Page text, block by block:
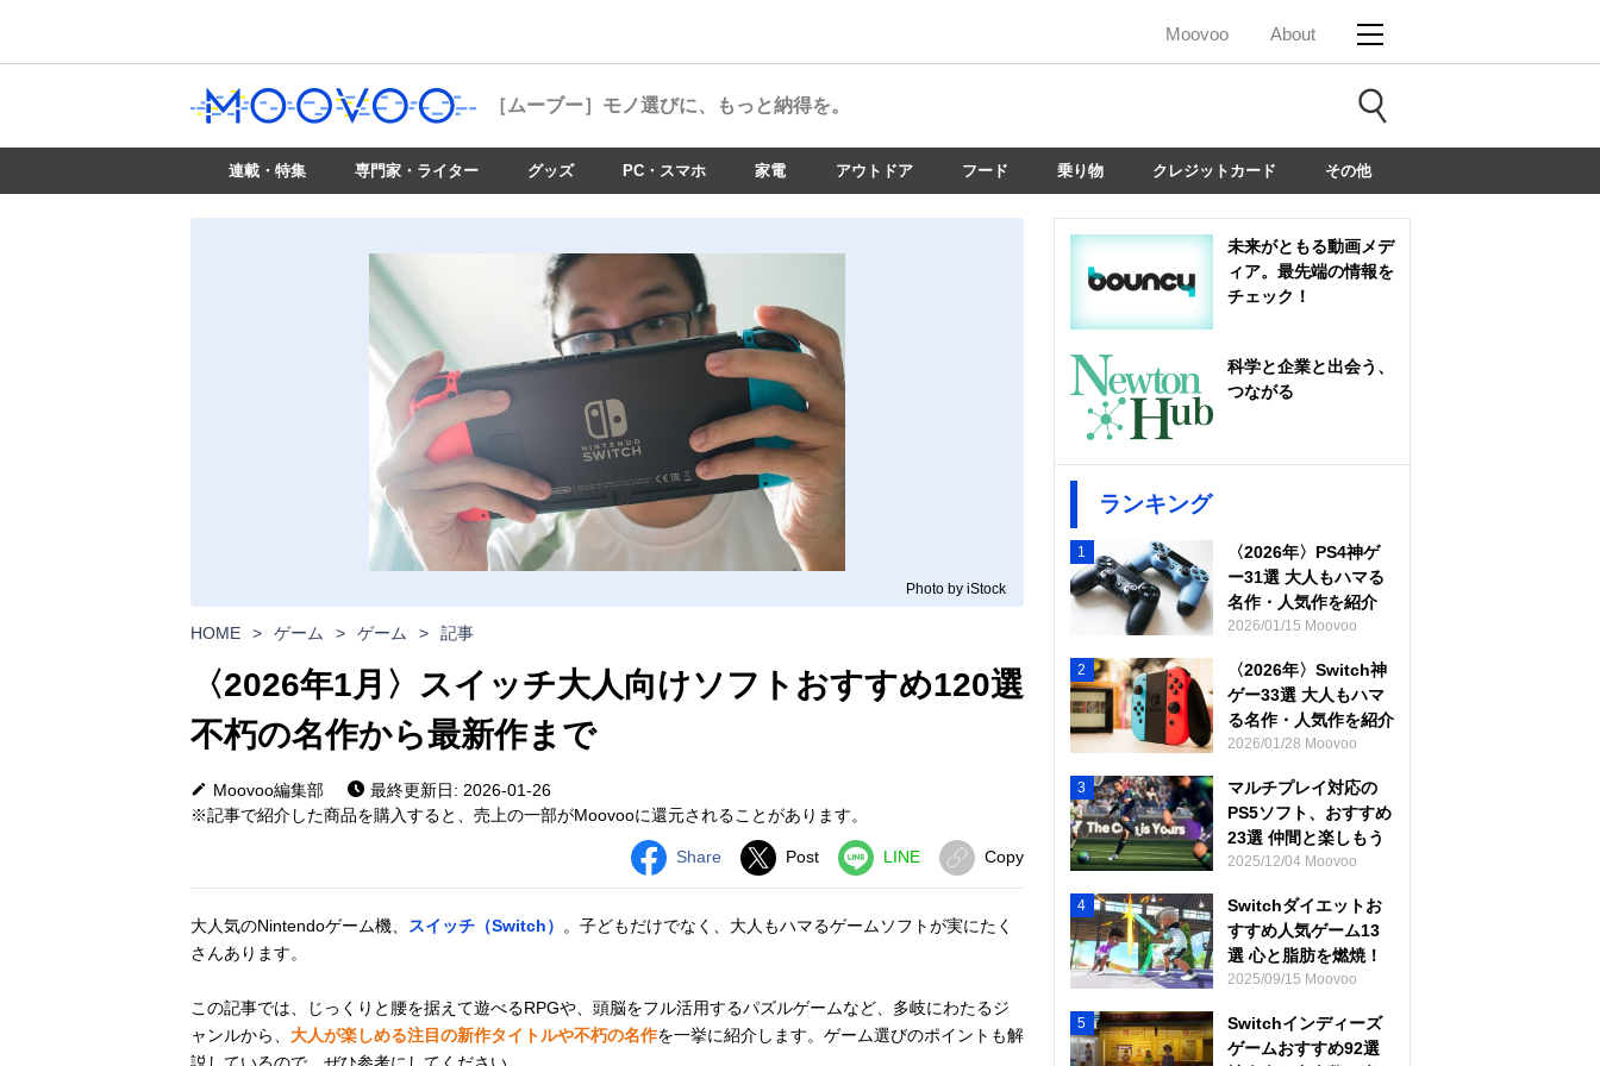
Moovoo About
［ムーブー］ モノ選びに、もっと納得を。
連載・特集 専門家・ライター グッズ PC・スマホ 家電 アウトドア フード 乗り物 クレジットカード その他
Photo by iStock
HOME > ゲーム > ゲーム > 記事
〈2026年1月〉スイッチ大人向けソフトおすすめ120選
不朽の名作から最新作まで
Moovoo編集部
最終更新日: 2026-01-26
※記事で紹介した商品を購入すると、売上の一部がMoovooに還元されることがあります。
Share Post LINE Copy
大人気のNintendoゲーム機、 スイッチ（Switch）
。子どもだけでなく、大人もハマるゲームソフトが実にたく
さんあります。
この記事では、じっくりと腰を据えて遊べるRPGや、頭脳をフル活用するパズルゲームなど、多岐にわたるジ
ャンルから、 大人が楽しめる注目の新作タイトルや不朽の名作を一挙に紹介します。ゲーム選びのポイントも解
説しているので、ぜひ参考にしてください。
未来がともる動画メデ
ィア。最先端の情報を
チェック！
科学と企業と出会う、
つながる
ランキング
1
〈2026年〉PS4神ゲ
ー31選 大人もハマる
名作・人気作を紹介
2026/01/15 Moovoo
2
〈2026年〉Switch神
ゲー33選 大人もハマ
る名作・人気作を紹介
2026/01/28 Moovoo
3
マルチプレイ対応の
PS5ソフト、おすすめ
23選 仲間と楽しもう
2025/12/04 Moovoo
4
Switchダイエットお
すすめ人気ゲーム13
選 心と脂肪を燃焼！
2025/09/15 Moovoo
5
Switchインディーズ
ゲームおすすめ92選